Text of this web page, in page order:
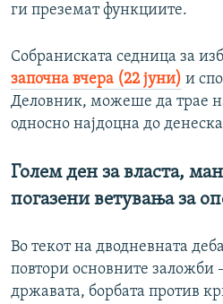
ги преземат функциите.
Собраниската седница за
започна вчера (22 јуни) и
Деловник, можеше да трае
односно најдоцна до
Голем ден за власта,
погазени ветувања за
Во текот на дводневната
повтори основните заложби
државата, борбата против